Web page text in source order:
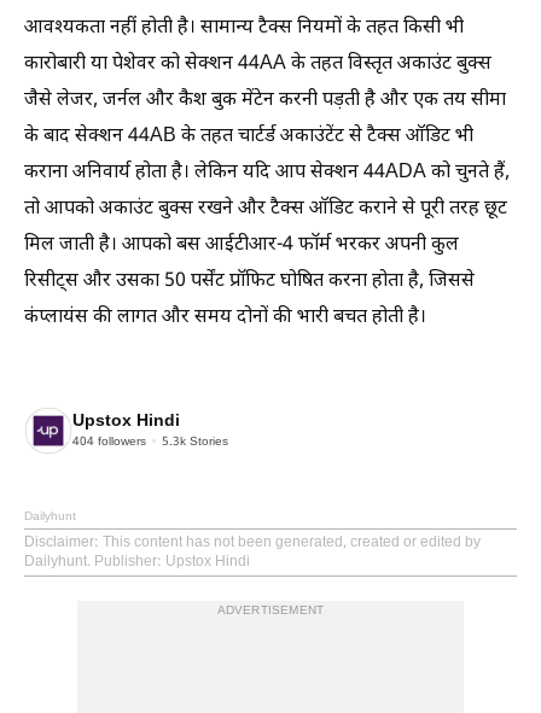
आवश्यकता नहीं होती है। सामान्य टैक्स नियमों के तहत किसी भी
कारोबारी या पेशेवर को सेक्शन 44AA के तहत विस्तृत अकाउंट बुक्स
जैसे लेजर, जर्नल और कैश बुक मेंटेन करनी पड़ती है और एक तय सीमा
के बाद सेक्शन 44AB के तहत चार्टर्ड अकाउंटेंट से टैक्स ऑडिट भी
कराना अनिवार्य होता है। लेकिन यदि आप सेक्शन 44ADA को चुनते हैं,
तो आपको अकाउंट बुक्स रखने और टैक्स ऑडिट कराने से पूरी तरह छूट
मिल जाती है। आपको बस आईटीआर-4 फॉर्म भरकर अपनी कुल
रिसीट्स और उसका 50 पर्सेंट प्रॉफिट घोषित करना होता है, जिससे
कंप्लायंस की लागत और समय दोनों की भारी बचत होती है।
Upstox Hindi
404 followers 5.3k Stories
Dailyhunt
Disclaimer: This content has not been generated, created or edited by
Dailyhunt. Publisher: Upstox Hindi
ADVERTISEMENT